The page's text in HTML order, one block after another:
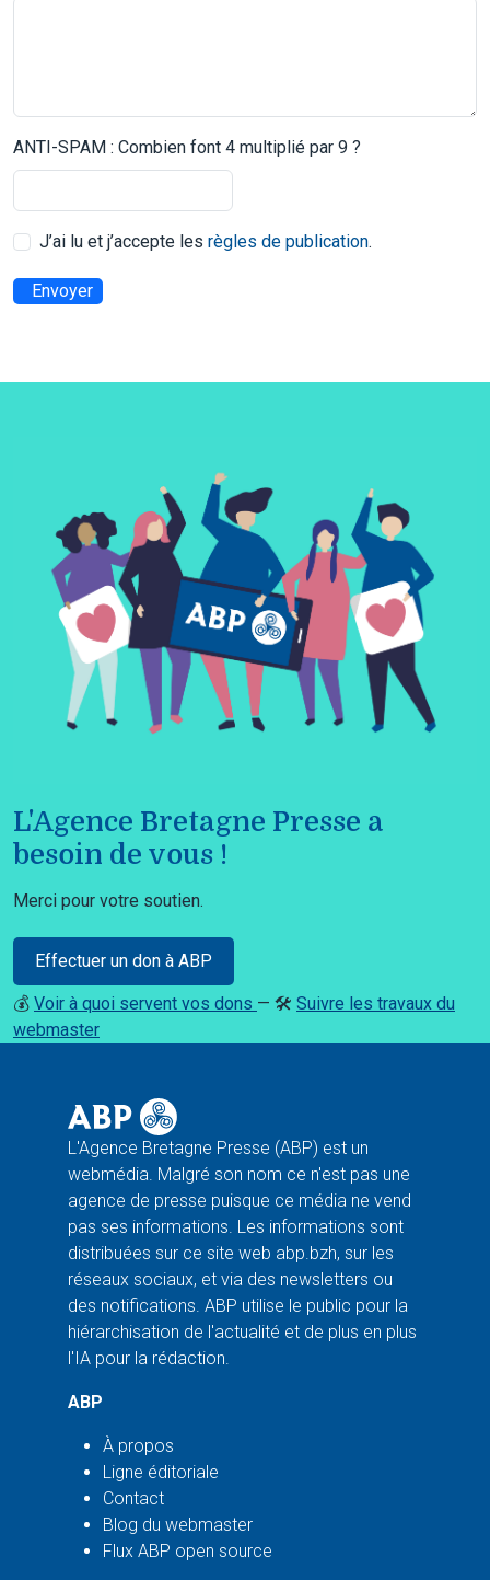
ANTI-SPAM : Combien font 4 multiplié par 9 ?
J’ai lu et j’accepte les règles de publication.
Envoyer
L'Agence Bretagne Presse a
besoin de vous !
Merci pour votre soutien.
Effectuer un don à ABP
💰 Voir à quoi servent vos dons — 🛠️ Suivre les travaux du
webmaster
L'Agence Bretagne Presse (ABP) est un
webmédia. Malgré son nom ce n'est pas une
agence de presse puisque ce média ne vend
pas ses informations. Les informations sont
distribuées sur ce site web abp.bzh, sur les
réseaux sociaux, et via des newsletters ou
des notifications. ABP utilise le public pour la
hiérarchisation de l'actualité et de plus en plus
l'IA pour la rédaction.
ABP
À propos
Ligne éditoriale
Contact
Blog du webmaster
Flux ABP open source